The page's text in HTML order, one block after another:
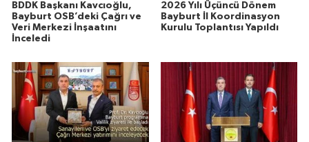
BDDK Başkanı Kavcıoğlu,
Bayburt OSB’deki Çağrı ve
Veri Merkezi İnşaatını
İnceledi
2026 Yılı Üçüncü Dönem
Bayburt İl Koordinasyon
Kurulu Toplantısı Yapıldı